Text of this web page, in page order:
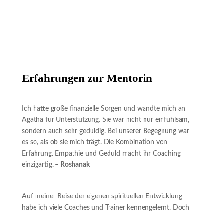
Erfahrungen zur Mentorin
Ich hatte große finanzielle Sorgen und wandte mich an
Agatha für Unterstützung. Sie war nicht nur einfühlsam,
sondern auch sehr geduldig. Bei unserer Begegnung war
es so, als ob sie mich trägt. Die Kombination von
Erfahrung, Empathie und Geduld macht ihr Coaching
einzigartig.– Roshanak
Auf meiner Reise der eigenen spirituellen Entwicklung
habe ich viele Coaches und Trainer kennengelernt. Doch